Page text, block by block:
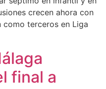
crecen ahora con
como terceros en Liga
final a